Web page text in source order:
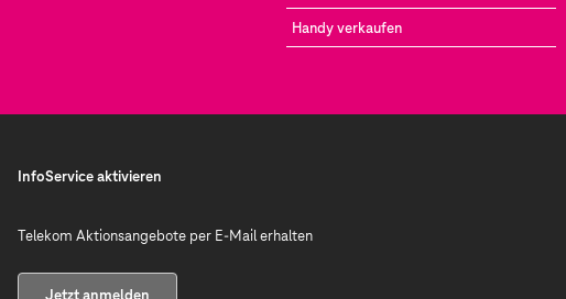
Handy verkaufen
InfoService aktivieren
Telekom Aktionsangebote per E-Mail erhalten
Jetzt anmelden